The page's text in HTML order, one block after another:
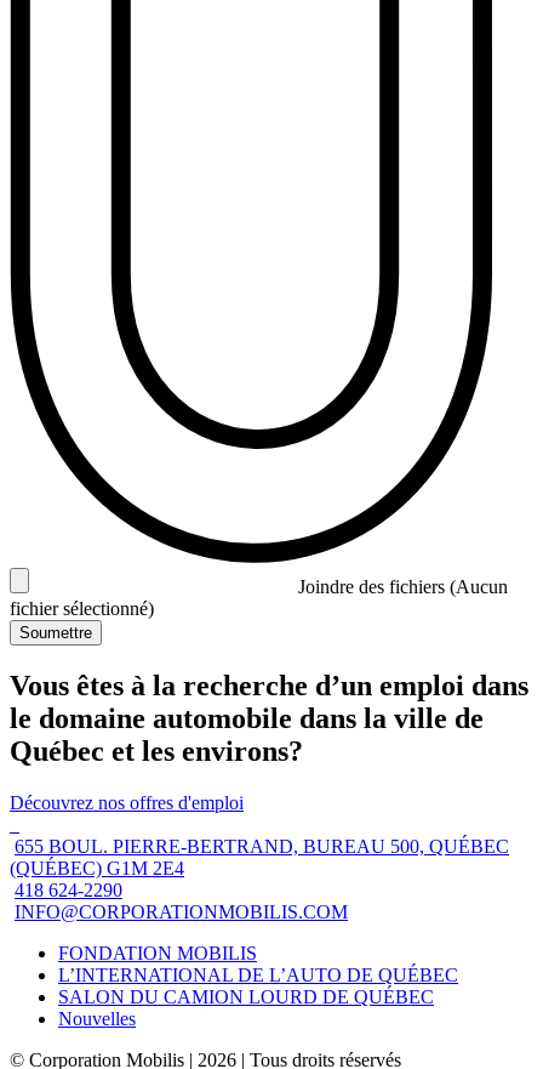
Joindre des fichiers (Aucun
fichier sélectionné)
Soumettre
Vous êtes à la recherche d’un emploi dans
le domaine automobile dans la ville de
Québec et les environs?
Découvrez nos offres d'emploi
655 BOUL. PIERRE-BERTRAND, BUREAU 500, QUÉBEC
(QUÉBEC) G1M 2E4
418 624-2290
INFO@CORPORATIONMOBILIS.COM
FONDATION MOBILIS
L’INTERNATIONAL DE L’AUTO DE QUÉBEC
SALON DU CAMION LOURD DE QUÉBEC
Nouvelles
© Corporation Mobilis | 2026 | Tous droits réservés